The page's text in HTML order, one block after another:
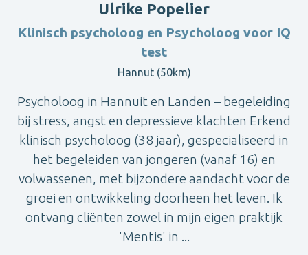
Ulrike Popelier
Klinisch psycholoog en Psycholoog voor IQ
test
Hannut (50km)
Psycholoog in Hannuit en Landen – begeleiding
bij stress, angst en depressieve klachten Erkend
klinisch psycholoog (38 jaar), gespecialiseerd in
het begeleiden van jongeren (vanaf 16) en
volwassenen, met bijzondere aandacht voor de
groei en ontwikkeling doorheen het leven. Ik
ontvang cliënten zowel in mijn eigen praktijk
'Mentis' in ...